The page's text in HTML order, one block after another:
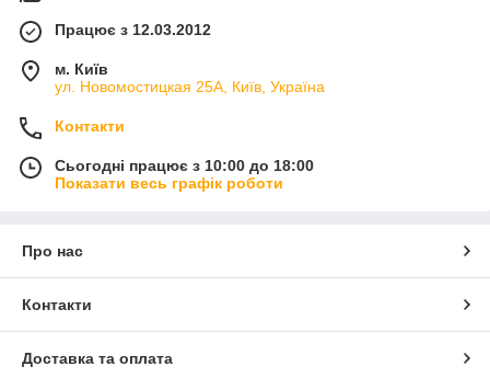
Працює з 12.03.2012
м. Київ
ул. Новомостицкая 25А, Київ, Україна
Контакти
Сьогодні працює з 10:00 до 18:00
Показати весь графік роботи
Про нас
Контакти
Доставка та оплата